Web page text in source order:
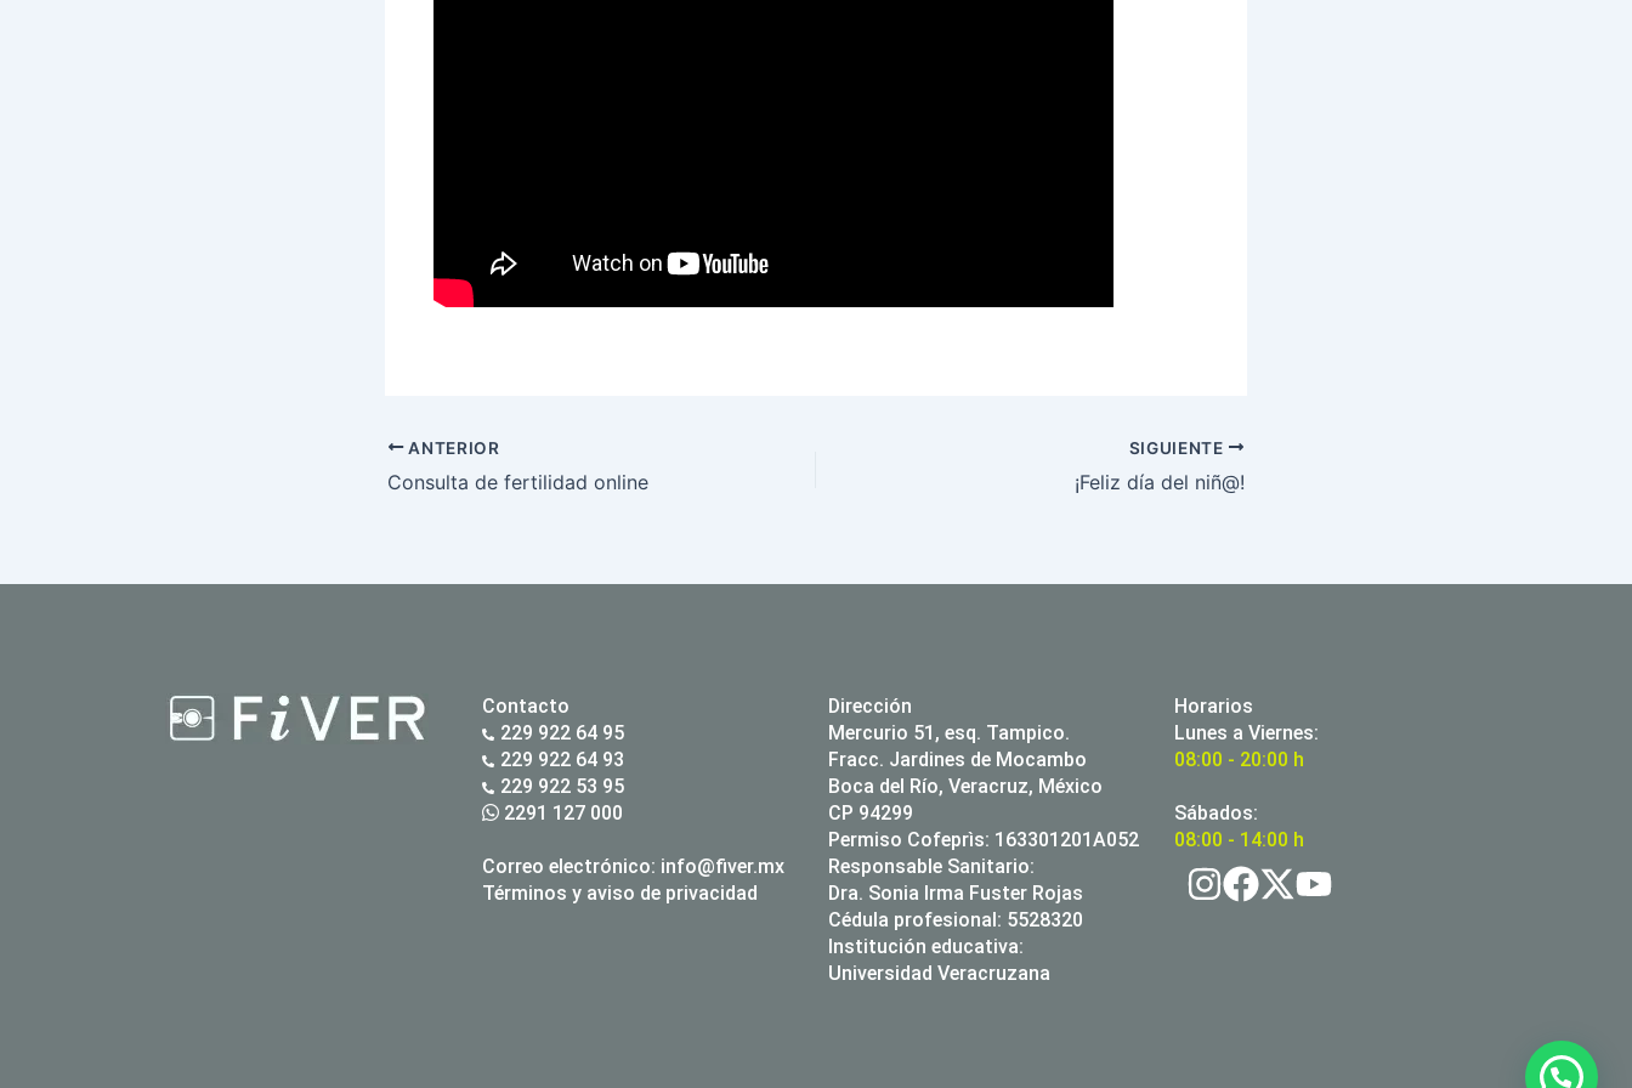
ANTERIOR
Consulta de fertilidad online
SIGUIENTE
¡Feliz día del niñ@!
Contacto
229 922 64 95
229 922 64 93
229 922 53 95
2291 127 000
Correo electrónico: info@fiver.mx
Términos y aviso de privacidad
Dirección
Mercurio 51, esq. Tampico.
Fracc. Jardines de Mocambo
Boca del Río, Veracruz, México
CP 94299
Permiso Cofeprìs: 163301201A052
Responsable Sanitario:
Dra. Sonia Irma Fuster Rojas
Cédula profesional: 5528320
Institución educativa:
Universidad Veracruzana
Horarios
Lunes a Viernes:
08:00 - 20:00 h
Sábados:
08:00 - 14:00 h